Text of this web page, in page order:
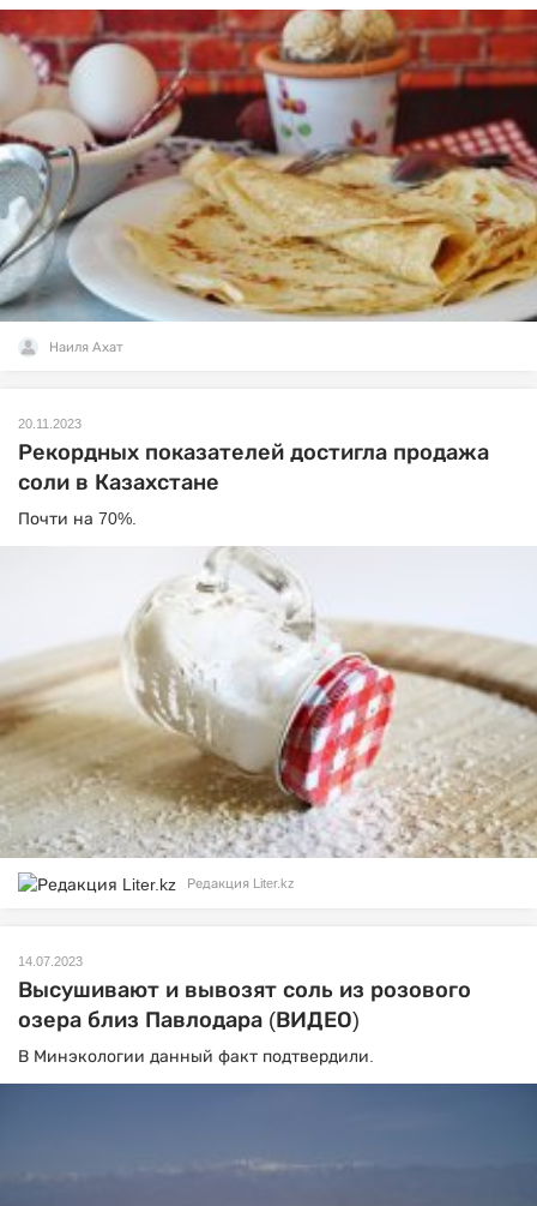
Наиля Ахат
20.11.2023
Рекордных показателей достигла продажа
соли в Казахстане
Почти на 70%.
Редакция Liter.kz
14.07.2023
Высушивают и вывозят соль из розового
озера близ Павлодара (ВИДЕО)
В Минэкологии данный факт подтвердили.